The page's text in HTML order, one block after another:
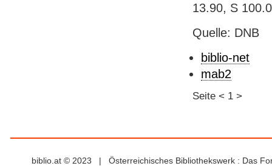
13.90, S
Quelle: DNB
biblio-net
mab2
Seite < 1 >
biblio.at © 2023 | Österreichisches Bibliothekswerk : Das